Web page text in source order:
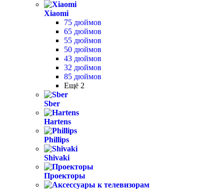
Xiaomi
75 дюймов
65 дюймов
55 дюймов
50 дюймов
43 дюймов
32 дюймов
85 дюймов
Ещё 2
Sber
Hartens
Phillips
Shivaki
Проекторы